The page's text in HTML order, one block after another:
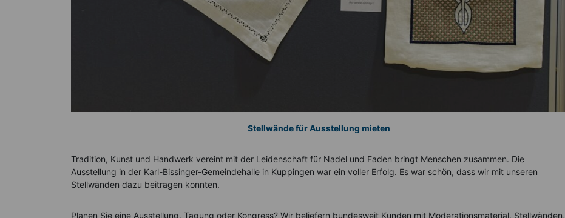
Stellwände für Ausstellung mieten
Tradition, Kunst und Handwerk vereint mit der Leidenschaft für Nadel und Faden bringt Menschen zusammen. Die
Ausstellung in der Karl-Bissinger-Gemeindehalle in Kuppingen war ein voller Erfolg. Es war schön, dass wir mit unseren
Stellwänden dazu beitragen konnten.
Planen Sie eine Ausstellung, Tagung oder Kongress? Wir beliefern bundesweit Kunden mit Moderationsmaterial, Stellwänden,